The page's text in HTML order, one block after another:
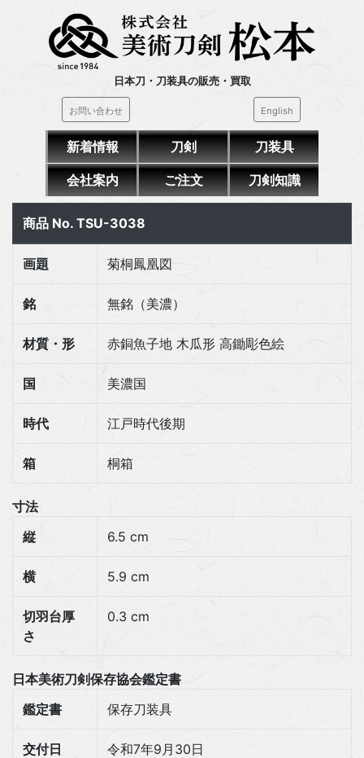
日本刀・刀装具の販売・買取
お問い合わせ English
新着情報 刀剣 刀装具
会社案内 ご注文 刀剣知識
商品 No. TSU-3038
画題 菊桐鳳凰図
銘 無銘（美濃）
材質・形 赤銅魚子地 木瓜形 高鋤彫色絵
国 美濃国
時代 江戸時代後期
箱 桐箱
寸法
縦
6.5 cm
横 5.9 cm
切羽台厚
さ
0.3 cm
日本美術刀剣保存協会鑑定書
鑑定書
保存刀装具
交付日 令和7年9月30日